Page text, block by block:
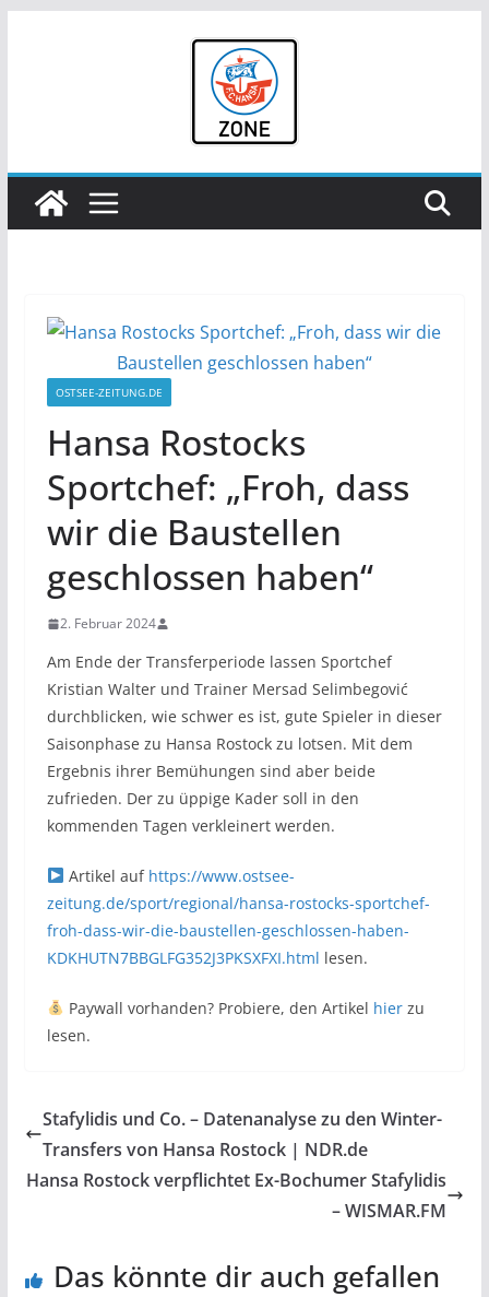
OSTSEE-ZEITUNG.DE
Hansa Rostocks
Sportchef: „Froh, dass
wir die Baustellen
geschlossen haben“
2. Februar 2024
Am Ende der Transferperiode lassen Sportchef
Kristian Walter und Trainer Mersad Selimbegović
durchblicken, wie schwer es ist, gute Spieler in dieser
Saisonphase zu Hansa Rostock zu lotsen. Mit dem
Ergebnis ihrer Bemühungen sind aber beide
zufrieden. Der zu üppige Kader soll in den
kommenden Tagen verkleinert werden.
Artikel auf https://www.ostsee-
zeitung.de/sport/regional/hansa-rostocks-sportchef-
froh-dass-wir-die-baustellen-geschlossen-haben-
KDKHUTN7BBGLFG352J3PKSXFXI.html lesen.
Paywall vorhanden? Probiere, den Artikel hierzu
lesen.
Stafylidis und Co. – Datenanalyse zu den Winter-
Transfers von Hansa Rostock | NDR.de
Hansa Rostock verpflichtet Ex-Bochumer Stafylidis
– WISMAR.FM
Das könnte dir auch gefallen